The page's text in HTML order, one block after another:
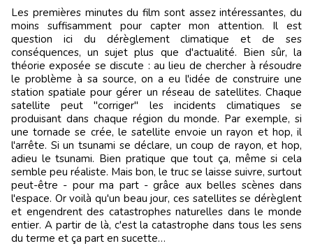
Les premières minutes du film sont assez intéressantes, du
moins suffisamment pour capter mon attention. Il est
question ici du dérèglement climatique et de ses
conséquences, un sujet plus que d'actualité. Bien sûr, la
théorie exposée se discute : au lieu de chercher à résoudre
le problème à sa source, on a eu l'idée de construire une
station spatiale pour gérer un réseau de satellites. Chaque
satellite peut "corriger" les incidents climatiques se
produisant dans chaque région du monde. Par exemple, si
une tornade se crée, le satellite envoie un rayon et hop, il
l'arrête. Si un tsunami se déclare, un coup de rayon, et hop,
adieu le tsunami. Bien pratique que tout ça, même si cela
semble peu réaliste. Mais bon, le truc se laisse suivre, surtout
peut-être - pour ma part - grâce aux belles scènes dans
l'espace. Or voilà qu'un beau jour, ces satellites se dérèglent
et engendrent des catastrophes naturelles dans le monde
entier. A partir de là, c'est la catastrophe dans tous les sens
du terme et ça part en sucette…